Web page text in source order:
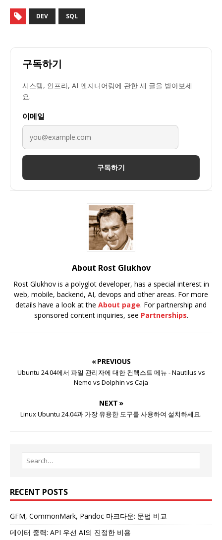
DEV SQL
구독하기
시스템, 인프라, AI 엔지니어링에 관한 새 글을 받아보세
요.
이메일
구독하기
About Rost Glukhov
Rost Glukhov is a polyglot developer, has a special interest in
web, mobile, backend, AI, devops and other areas. For more
details have a look at the About page. For partnership and
sponsored content inquiries, see Partnerships.
« PREVIOUS
Ubuntu 24.04에서 파일 관리자에 대한 컨텍스트 메뉴 - Nautilus vs
Nemo vs Dolphin vs Caja
NEXT »
Linux Ubuntu 24.04과 가장 유용한 도구를 사용하여 설치하세요.
RECENT POSTS
GFM, CommonMark, Pandoc 마크다운: 문법 비교
데이터 중력: API 우선 AI의 진정한 비용